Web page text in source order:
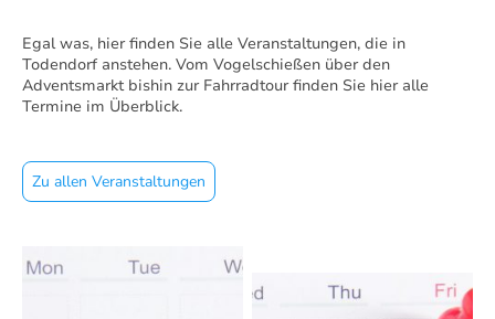
Egal was, hier finden Sie alle Veranstaltungen, die in
Todendorf anstehen. Vom Vogelschießen über den
Adventsmarkt bishin zur Fahrradtour finden Sie hier alle
Termine im Überblick.
Zu allen Veranstaltungen